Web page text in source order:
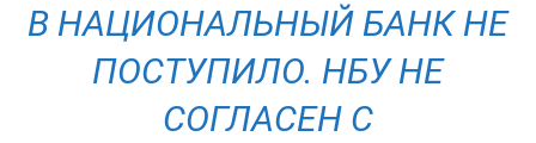
В НАЦИОНАЛЬНЫЙ БАНК НЕ
ПОСТУПИЛО. НБУ НЕ
СОГЛАСЕН С